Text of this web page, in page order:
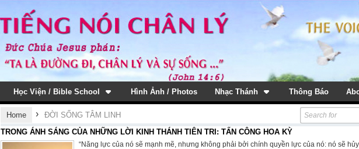
Học Viện / Bible School Hình Ảnh / Photos Nhạc Thánh Thông Báo
Home ›
ĐỜI SỐNG TÂM LINH
TRONG ÁNH SÁNG CỦA NHỮNG LỜI KINH THÁNH TIÊN TRI: TẤN CÔNG HOA KỲ
“Năng lực của nó sẽ mạnh mẽ, nhưng không phải bởi chính quyền lực của nó: nó sẽ